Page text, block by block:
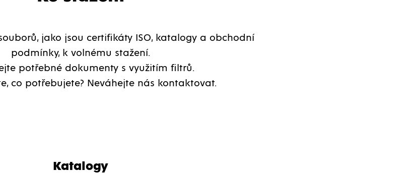
jako jsou certifikáty ISO, katalogy a obchodní
podmínky, k volnému stažení.
potřebné dokumenty s využitím filtrů.
co potřebujete? Neváhejte nás kontaktovat.
Katalogy